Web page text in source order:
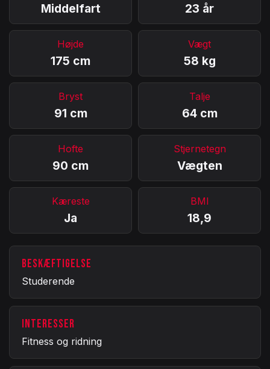
Middelfart 23 år
Højde
175 cm
Vægt
58 kg
Bryst
91 cm
Talje
64 cm
Hofte
90 cm
Stjernetegn
Vægten
Kæreste
Ja
BMI
18,9
BESKÆFTIGELSE
Studerende
INTERESSER
Fitness og ridning